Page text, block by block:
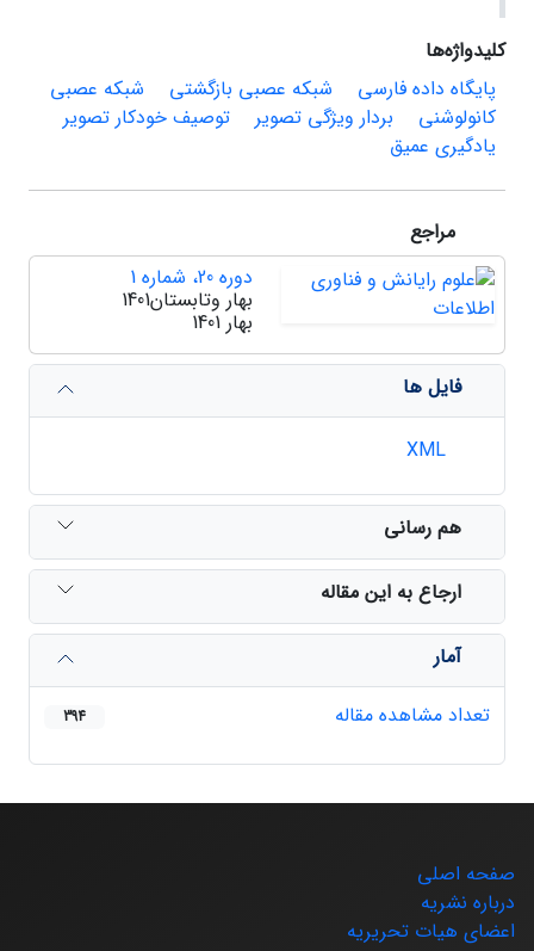
کلیدواژه‌ها
پایگاه داده فارسی
شبکه عصبی بازگشتی
شبکه عصبی
کانولوشنی
بردار ویژگی تصویر
توصیف خودکار تصویر
یادگیری عمیق
مراجع
دوره 20، شماره 1
بهار وتابستان1401
بهار 1401
فایل ها
هم رسانی
ارجاع به این مقاله
آمار
تعداد مشاهده مقاله
394
صفحه اصلی
درباره نشریه
اعضای هیات تحریریه